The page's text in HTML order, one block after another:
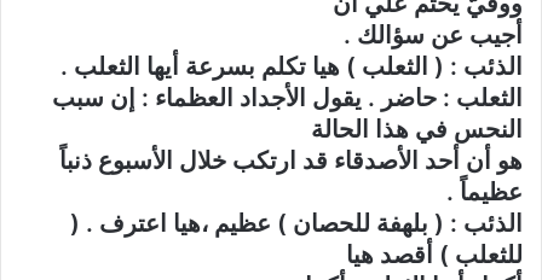
أجيب عن سؤالك .
الذئب : ( الثعلب ) هيا تكلم بسرعة أيها الثعلب .
الثعلب : حاضر . يقول الأجداد العظماء : إن سبب
النحس في هذا الحالة
هو أن أحد الأصدقاء قد ارتكب خلال الأسبوع ذنباً
عظيماً .
الذئب : ( بلهفة للحصان ) عظيم ،هيا اعترف . (
للثعلب ) أقصد هيا